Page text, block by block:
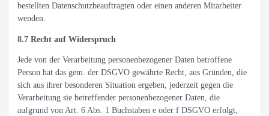
bestellten Datenschutzbeauftragten oder einen anderen Mitarbeiter
wenden.
8.7 Recht auf Widerspruch
Jede von der Verarbeitung personenbezogener Daten betroffene
Person hat das gem. der DSGVO gewährte Recht, aus Gründen, die
sich aus ihrer besonderen Situation ergeben, jederzeit gegen die
Verarbeitung sie betreffender personenbezogener Daten, die
aufgrund von Art. 6 Abs. 1 Buchstaben e oder f DSGVO erfolgt,